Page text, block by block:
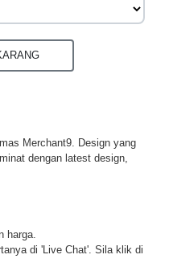
Merchant9. Design yang
dengan latest design,
harga.
di 'Live Chat'. Sila klik di